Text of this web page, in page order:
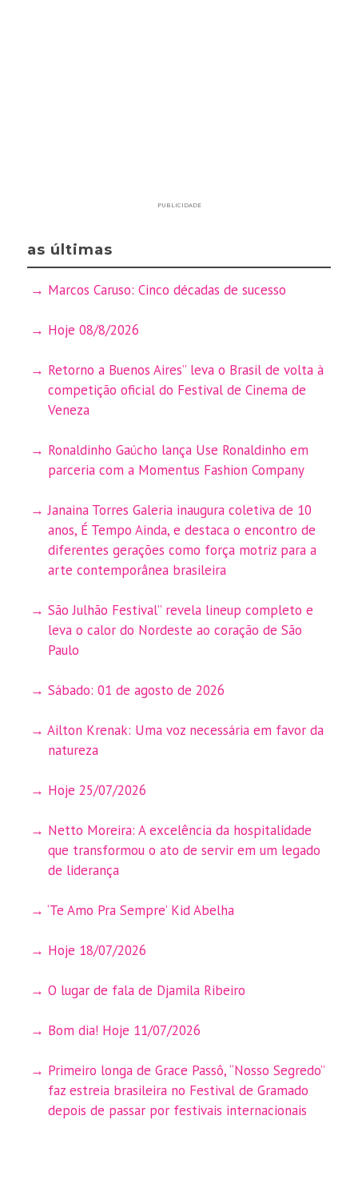
PUBLICIDADE
as últimas
Marcos Caruso: Cinco décadas de sucesso
Hoje 08/8/2026
Retorno a Buenos Aires” leva o Brasil de volta à
competição oficial do Festival de Cinema de
Veneza
Ronaldinho Gaúcho lança Use Ronaldinho em
parceria com a Momentus Fashion Company
Janaina Torres Galeria inaugura coletiva de 10
anos, É Tempo Ainda, e destaca o encontro de
diferentes gerações como força motriz para a
arte contemporânea brasileira
São Julhão Festival” revela lineup completo e
leva o calor do Nordeste ao coração de São
Paulo
Sábado: 01 de agosto de 2026
Ailton Krenak: Uma voz necessária em favor da
natureza
Hoje 25/07/2026
Netto Moreira: A excelência da hospitalidade
que transformou o ato de servir em um legado
de liderança
‘Te Amo Pra Sempre’ Kid Abelha
Hoje 18/07/2026
O lugar de fala de Djamila Ribeiro
Bom dia! Hoje 11/07/2026
Primeiro longa de Grace Passô, “Nosso Segredo”
faz estreia brasileira no Festival de Gramado
depois de passar por festivais internacionais